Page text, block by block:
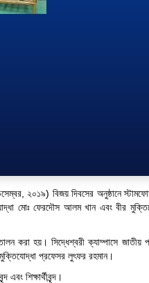
২০১৯) বিজয় দিবসের অনুষ্ঠানে
মোঃ ফেরদৌস আলম খান এবং বীর
করা হয়। সিদ্ধেশ্বরী ক্যাম্পাসে জাতীয়
মুক্তিযোদ্ধা প্রফেসর লুৎফর রহমান।
শিক্ষার্থীবৃন্দ।